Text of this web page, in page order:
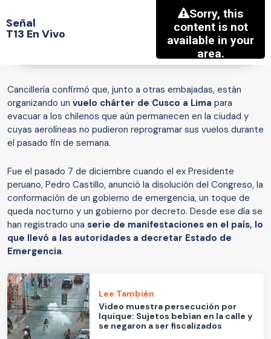
Señal
T13 En Vivo
Cancillería confirmó que, junto a otras embajadas, están
organizando un vuelo chárter de Cusco a Lima para
evacuar a los chilenos que aún permanecen en la ciudad y
cuyas aerolíneas no pudieron reprogramar sus vuelos durante
el pasado fin de semana.
Fue el pasado 7 de diciembre cuando el ex Presidente
peruano, Pedro Castillo, anunció la disolución del Congreso, la
conformación de un gobierno de emergencia, un toque de
queda nocturno y un gobierno por decreto. Desde ese día se
han registrado una serie de manifestaciones en el país, lo
que llevó a las autoridades a decretar Estado de
Emergencia.
Lee También
Video muestra persecución por
Iquique: Sujetos bebían en la calle y
se negaron a ser fiscalizados